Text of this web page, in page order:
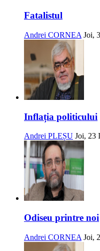
Fatalistul
Andrei CORNEA Joi,
Inflația politicului
Andrei PLEȘU Joi, 23
Odiseu printre noi
Andrei CORNEA Joi,